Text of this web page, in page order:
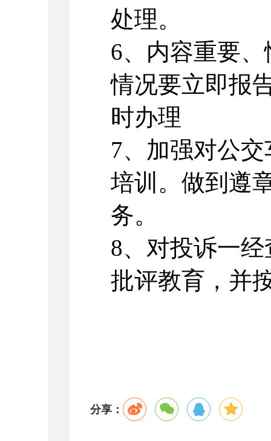
处理。
6、内容重要
情况要立即报
时办理
7、加强对公
培训。做到遵
务。
8、对投诉一
批评教育，并
分享：